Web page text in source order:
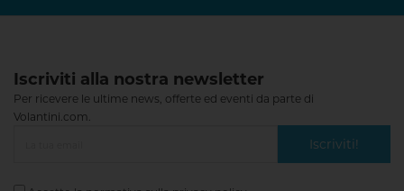
Iscriviti alla nostra newsletter
Per ricevere le ultime news, offerte ed eventi da parte di
Volantini.com.
Iscriviti!